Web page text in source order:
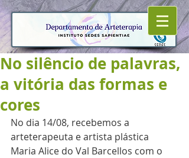
No silêncio de palavras,
a vitória das formas e
cores
No dia 14/08, recebemos a
arteterapeuta e artista plástica
Maria Alice do Val Barcellos com o